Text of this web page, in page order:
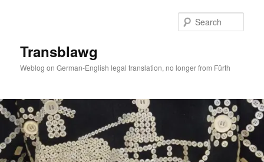
Transblawg
Weblog on German-English legal translation, no longer from Fürth